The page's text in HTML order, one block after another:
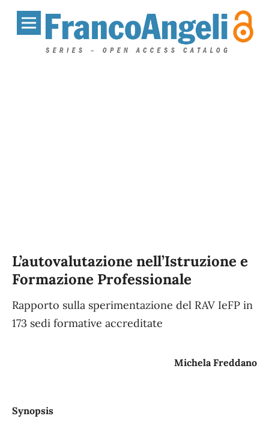
L’autovalutazione nell’Istruzione e
Formazione Professionale
Rapporto sulla sperimentazione del RAV IeFP in
173 sedi formative accreditate
Michela Freddano
Synopsis